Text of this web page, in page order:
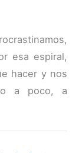
esa espiral,
hacer y nos
a poco, a